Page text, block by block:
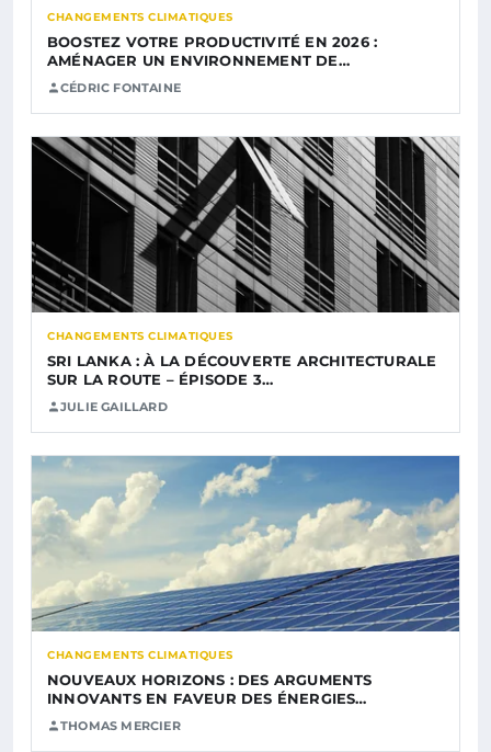
CHANGEMENTS CLIMATIQUES
BOOSTEZ VOTRE PRODUCTIVITÉ EN 2026 :
AMÉNAGER UN ENVIRONNEMENT DE…
CÉDRIC FONTAINE
CHANGEMENTS CLIMATIQUES
SRI LANKA : À LA DÉCOUVERTE ARCHITECTURALE
SUR LA ROUTE – ÉPISODE 3…
JULIE GAILLARD
CHANGEMENTS CLIMATIQUES
NOUVEAUX HORIZONS : DES ARGUMENTS
INNOVANTS EN FAVEUR DES ÉNERGIES…
THOMAS MERCIER